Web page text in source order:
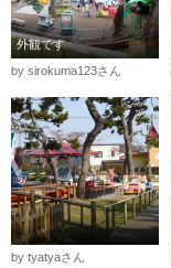
外観です
by sirokuma123さん
by tyatyaさん